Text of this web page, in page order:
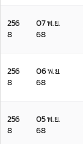
256
8
07 พ.ย.
68
256
8
06 พ.ย.
68
256
8
05 พ.ย.
68